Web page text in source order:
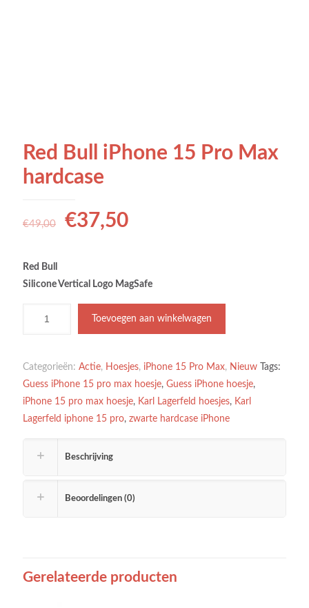
Red Bull iPhone 15 Pro Max
hardcase
€49,00 €37,50
Red Bull
Silicone Vertical Logo MagSafe
Toevoegen aan winkelwagen
Categorieën: Actie, Hoesjes, iPhone 15 Pro Max, Nieuw
Tags:
Guess iPhone 15 pro max hoesje, Guess iPhone hoesje,
iPhone 15 pro max hoesje, Karl Lagerfeld hoesjes, Karl
Lagerfeld iphone 15 pro, zwarte hardcase iPhone
Beschrijving
Beoordelingen (0)
Gerelateerde producten